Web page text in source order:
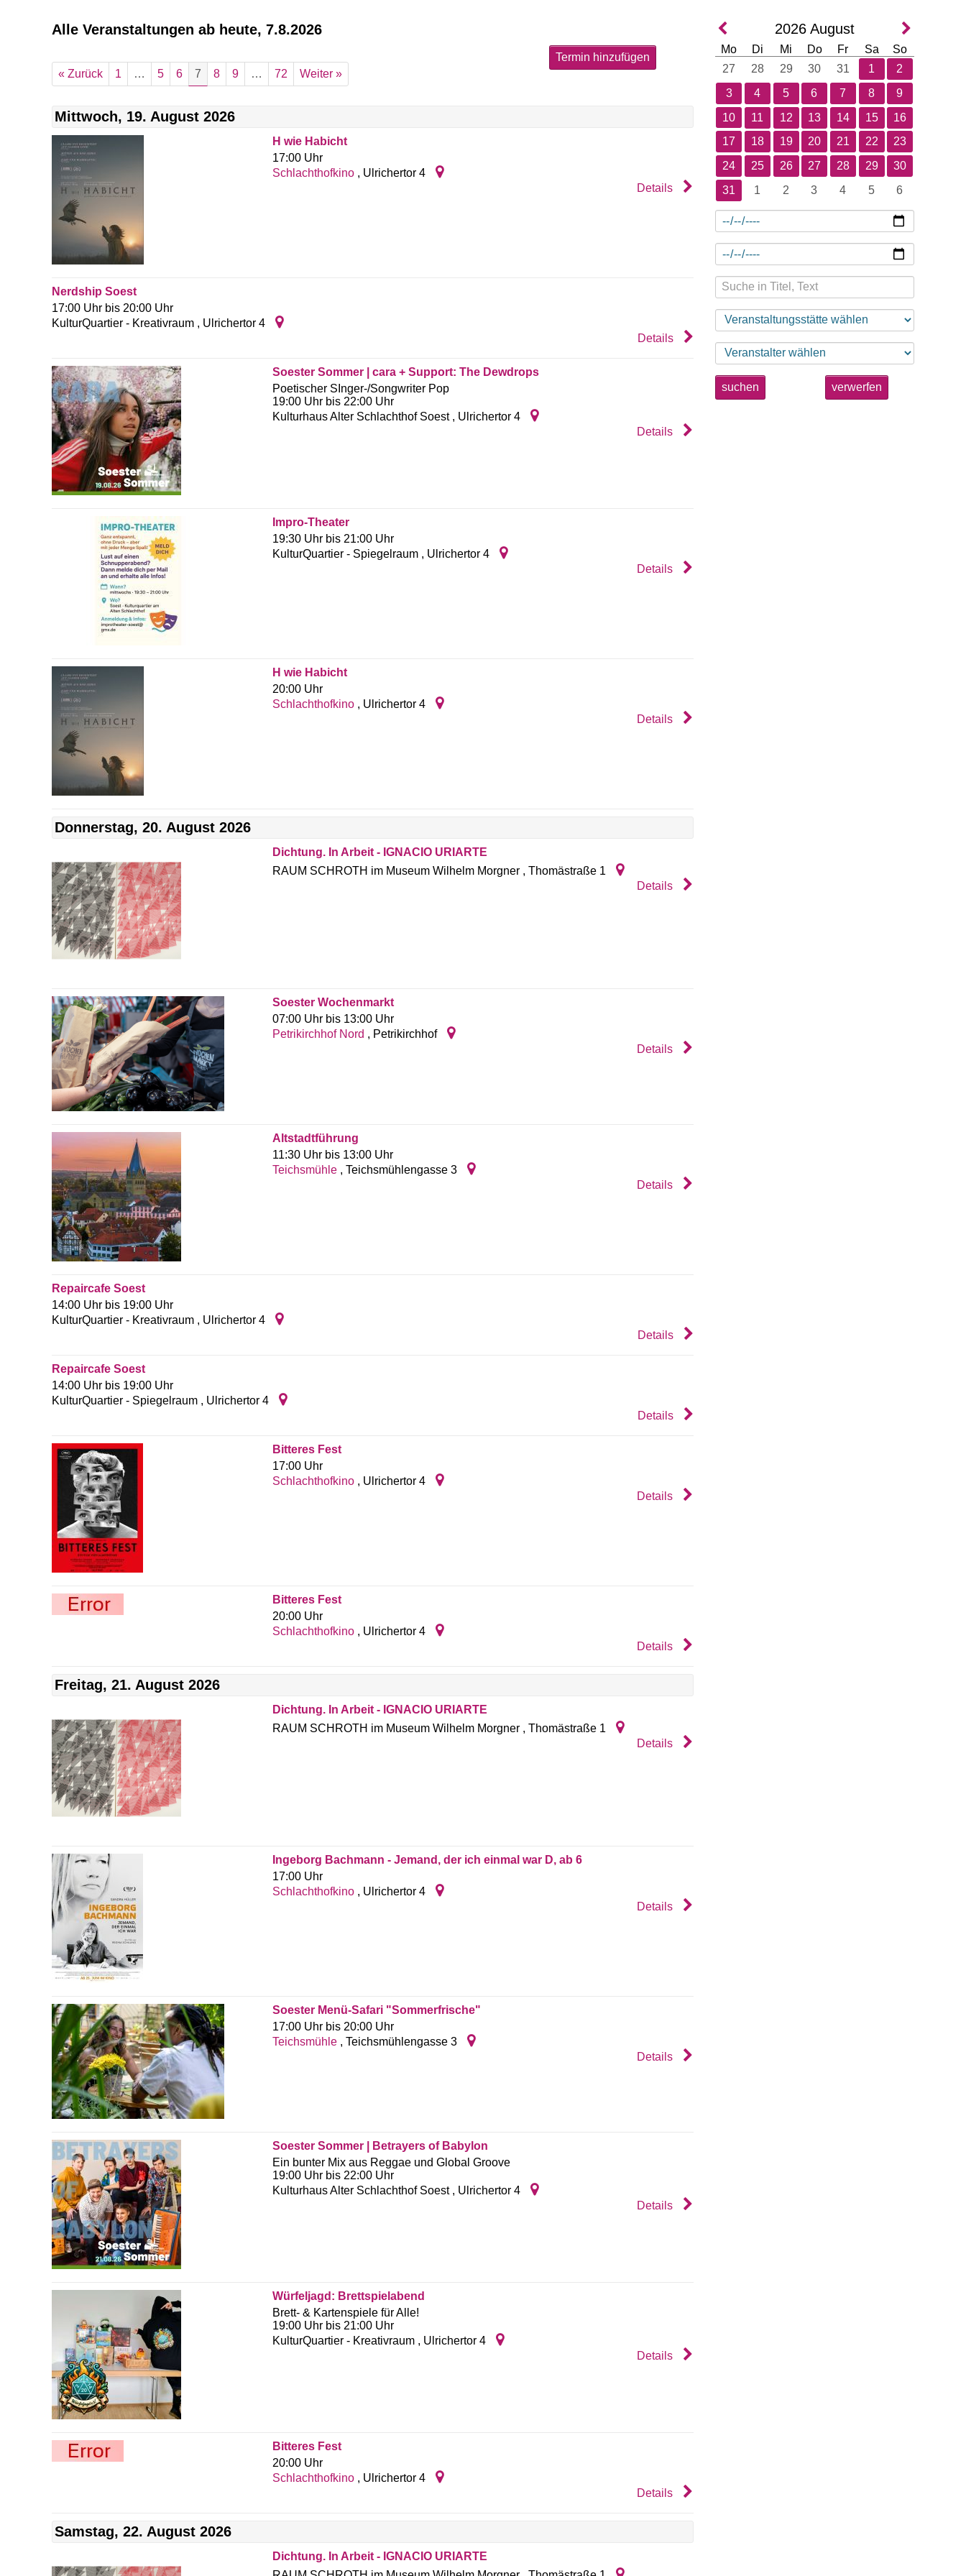
Alle Veranstaltungen ab heute, 7.8.2026
« Zurück 1 … 5 6 7 8 9 … 72 Weiter »
Termin hinzufügen
Mittwoch, 19. August 2026
H wie Habicht
17:00 Uhr
Schlachthofkino , Ulrichertor 4
Details
Nerdship Soest
17:00 Uhr bis 20:00 Uhr
KulturQuartier - Kreativraum , Ulrichertor 4
Details
Soester Sommer | cara + Support: The Dewdrops
Poetischer SInger-/Songwriter Pop
19:00 Uhr bis 22:00 Uhr
Kulturhaus Alter Schlachthof Soest , Ulrichertor 4
Details
Impro-Theater
19:30 Uhr bis 21:00 Uhr
KulturQuartier - Spiegelraum , Ulrichertor 4
Details
H wie Habicht
20:00 Uhr
Schlachthofkino , Ulrichertor 4
Details
Donnerstag, 20. August 2026
Dichtung. In Arbeit - IGNACIO URIARTE
RAUM SCHROTH im Museum Wilhelm Morgner ,Thomästraße 1
Details
Soester Wochenmarkt
07:00 Uhr bis 13:00 Uhr
Petrikirchhof Nord , Petrikirchhof
Details
Altstadtführung
11:30 Uhr bis 13:00 Uhr
Teichsmühle ,Teichsmühlengasse 3
Details
Repaircafe Soest
14:00 Uhr bis 19:00 Uhr
KulturQuartier - Kreativraum , Ulrichertor 4
Details
Repaircafe Soest
14:00 Uhr bis 19:00 Uhr
KulturQuartier - Spiegelraum , Ulrichertor 4
Details
Bitteres Fest
17:00 Uhr
Schlachthofkino , Ulrichertor 4
Details
Bitteres Fest
20:00 Uhr
Schlachthofkino , Ulrichertor 4
Details
Freitag, 21. August 2026
Dichtung. In Arbeit - IGNACIO URIARTE
RAUM SCHROTH im Museum Wilhelm Morgner ,Thomästraße 1
Details
Ingeborg Bachmann - Jemand, der ich einmal war D, ab 6
17:00 Uhr
Schlachthofkino , Ulrichertor 4
Details
Soester Menü-Safari "Sommerfrische"
17:00 Uhr bis 20:00 Uhr
Teichsmühle ,Teichsmühlengasse 3
Details
Soester Sommer | Betrayers of Babylon
Ein bunter Mix aus Reggae und Global Groove
19:00 Uhr bis 22:00 Uhr
Kulturhaus Alter Schlachthof Soest , Ulrichertor 4
Details
Würfeljagd: Brettspielabend
Brett- & Kartenspiele für Alle!
19:00 Uhr bis 21:00 Uhr
KulturQuartier - Kreativraum , Ulrichertor 4
Details
Bitteres Fest
20:00 Uhr
Schlachthofkino , Ulrichertor 4
Details
Samstag, 22. August 2026
Dichtung. In Arbeit - IGNACIO URIARTE
2026 August
Mo Di Mi Do Fr Sa
So
27
28 29 30 31 1
2
3
4 5 6 7 8
9
10
11 12 13 14 15
16
17
18 19 20 21 22
23
24
25 26 27 28 29
30
31
1 2 3 4 5 6
suchen verwerfen